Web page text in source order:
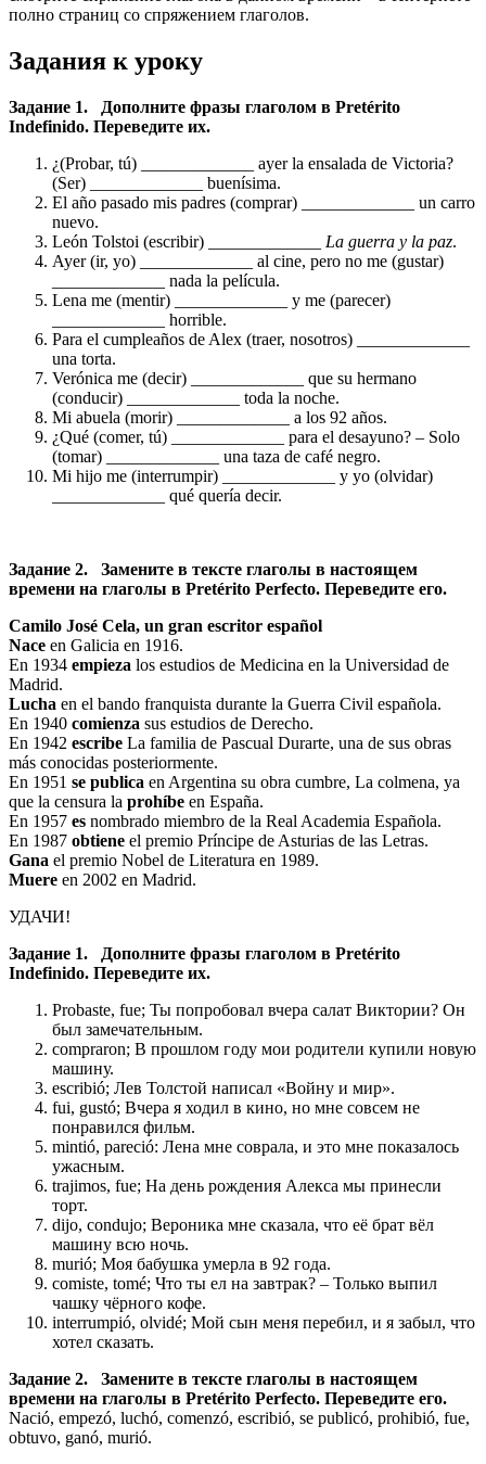
полно страниц со спряжением глаголов.
Задания к уроку
Задание 1. Дополните фразы глаголом в Pretérito
Indefinido. Переведите их.
¿(Probar, tú) _____________ ayer la ensalada de Victoria?
(Ser) _____________ buenísima.
El año pasado mis padres (comprar) _____________ un carro
nuevo.
León Tolstoi (escribir) _____________ La guerra y la paz.
Ayer (ir, yo) _____________ al cine, pero no me (gustar)
_____________ nada la película.
Lena me (mentir) _____________ y me (parecer)
_____________ horrible.
Para el cumpleaños de Alex (traer, nosotros) _____________
una torta.
Verónica me (decir) _____________ que su hermano
(conducir) _____________ toda la noche.
Mi abuela (morir) _____________ a los 92 años.
¿Qué (comer, tú) _____________ para el desayuno? – Solo
(tomar) _____________ una taza de café negro.
Mi hijo me (interrumpir) _____________ y yo (olvidar)
_____________ qué quería decir.
Задание 2. Замените в тексте глаголы в настоящем
времени на глаголы в Pretérito Perfecto. Переведите его.
Camilo José Cela, un gran escritor español
Nace en Galicia en 1916.
En 1934 empieza los estudios de Medicina en la Universidad de
Madrid.
Lucha en el bando franquista durante la Guerra Civil española.
En 1940 comienza sus estudios de Derecho.
En 1942 escribe La familia de Pascual Durarte, una de sus obras
más conocidas posteriormente.
En 1951 se publica en Argentina su obra cumbre, La colmena, ya
que la censura la prohíbe en España.
En 1957 es nombrado miembro de la Real Academia Española.
En 1987 obtiene el premio Príncipe de Asturias de las Letras.
Gana el premio Nobel de Literatura en 1989.
Muere en 2002 en Madrid.
УДАЧИ!
Задание 1. Дополните фразы глаголом в Pretérito
Indefinido. Переведите их.
Probaste, fue; Ты попробовал вчера салат Виктории? Он
был замечательным.
compraron; В прошлом году мои родители купили новую
машину.
escribió; Лев Толстой написал «Войну и мир».
fui, gustó; Вчера я ходил в кино, но мне совсем не
понравился фильм.
mintió, pareció: Лена мне соврала, и это мне показалось
ужасным.
trajimos, fue; На день рождения Алекса мы принесли
торт.
dijo, condujo; Вероника мне сказала, что её брат вёл
машину всю ночь.
murió; Моя бабушка умерла в 92 года.
comiste, tomé; Что ты ел на завтрак? – Только выпил
чашку чёрного кофе.
interrumpió, olvidé; Мой сын меня перебил, и я забыл, что
хотел сказать.
Задание 2. Замените в тексте глаголы в настоящем
времени на глаголы в Pretérito Perfecto. Переведите его.
Nació, empezó, luchó, comenzó, escribió, se publicó, prohibió, fue,
obtuvo, ganó, murió.